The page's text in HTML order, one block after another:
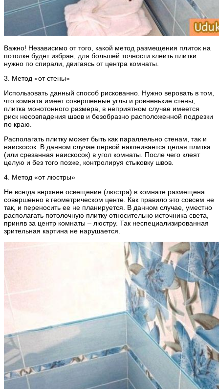
Важно! Независимо от того, какой метод размещения плиток на
потолке будет избран, для большей точности клеить плитки
нужно по спирали, двигаясь от центра комнаты.
3. Метод «от стены»
Использовать данный способ рискованно. Нужно веровать в том,
что комната имеет совершенные углы и ровненькие стены,
плитка монотонного размера, в неприятном случае имеется
риск несовпадения швов и безобразно расположенной подрезки
по краю.
Располагать плитку может быть как параллельно стенам, так и
наискосок. В данном случае первой наклеивается целая плитка
(или срезанная наискосок) в угол комнаты. После чего клеят
целую и без того позже, контролируя стыковку швов.
4. Метод «от люстры»
Не всегда верхнее освещение (люстра) в комнате размещена
совершенно в геометрическом центе. Как правило это совсем не
так, и переносить ее не планируется. В данном случае, уместно
располагать потолочную плитку относительно источника света,
приняв за центр комнаты – люстру. Так неспециализированная
зрительная картина не нарушается.